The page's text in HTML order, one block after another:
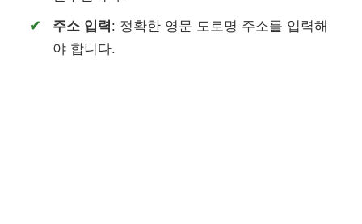
주소 입력: 정확한 영문 도로명 주소를 입력해
야 합니다.